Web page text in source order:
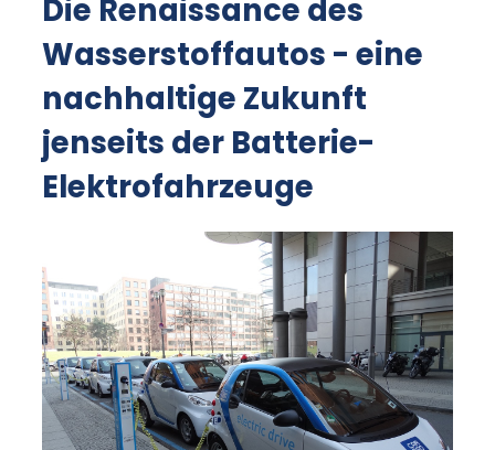
Die Renaissance des
Wasserstoffautos - eine
nachhaltige Zukunft
jenseits der Batterie-
Elektrofahrzeuge